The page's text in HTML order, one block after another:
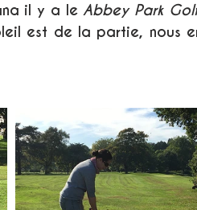
il y a le Abbey Park
est de la partie, nous